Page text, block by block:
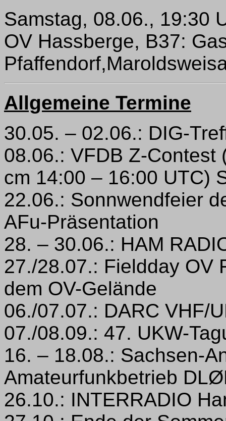
Samstag, 08.06., 19:30
OV Hassberge, B37:
Allgemeine Termine
30.05. – 02.06.: DIG-
08.06.: VFDB Z-Contest
cm 14:00 – 16:00 UTC)
22.06.: Sonnwendfeier
AFu-Präsentation
28. – 30.06.: HAM
27./28.07.: Fieldday OV
dem OV-Gelände
06./07.07.: DARC VHF/
07./08.09.: 47. UKW-
16. – 18.08.: Sachsen-
Amateurfunkbetrieb
26.10.: INTERRADIO